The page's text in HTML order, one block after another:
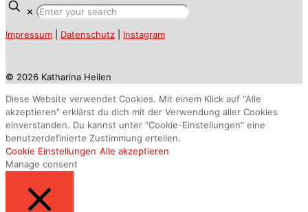
✕
Impressum Datenschutz Instagram
© 2026 Katharina Heilen
Diese Website verwendet Cookies. Mit einem Klick auf "Alle
akzeptieren" erklärst du dich mit der Verwendung aller Cookies
einverstanden. Du kannst unter "Cookie-Einstellungen" eine
benutzerdefinierte Zustimmung erteilen.
Cookie Einstellungen Alle akzeptieren
Manage consent